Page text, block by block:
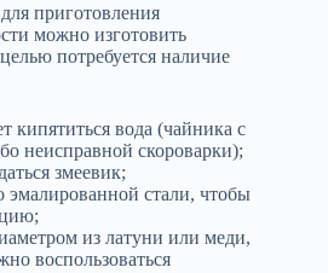
приготовления
можно изготовить
потребуется наличие
кипятиться вода (чайника с
неисправной скороварки);
змеевик;
эмалированной стали, чтобы
из латуни или меди,
воспользоваться